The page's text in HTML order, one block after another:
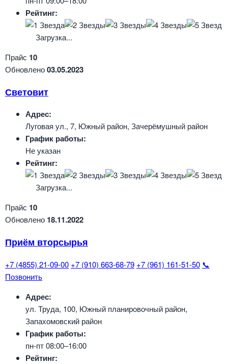
Рейтинг:
Загрузка...
Прайс 10
Обновлено03.05.2023
Световит
Адрес:
Луговая ул., 7, Южный район, Зачерёмушный район
График работы:
Не указан
Рейтинг:
Загрузка...
Прайс 10
Обновлено 18.11.2022
Приём вторсырья
+7 (4855) 21-09-00 +7 (910) 663-68-79 +7 (961) 161-51-50 📞
Позвонить
Адрес:
ул. Труда, 100, Южный планировочный район,
Запахомовский район
График работы:
пн-пт 08:00–16:00
Рейтинг: